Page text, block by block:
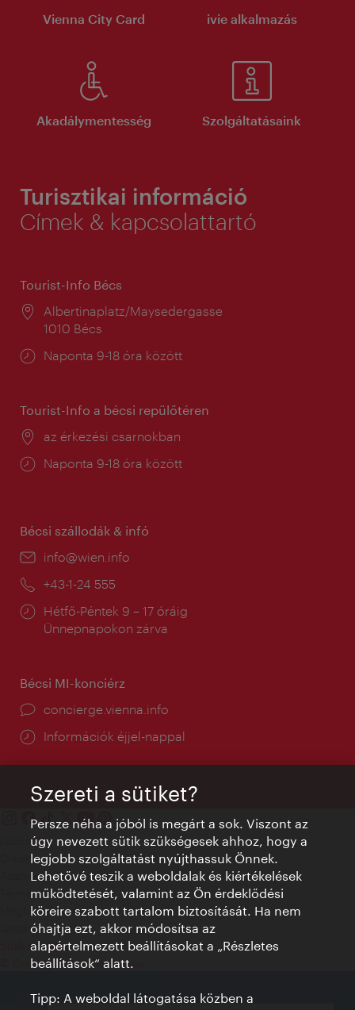
Vienna City Card ivie alkalmazás
Akadálymentesség Szolgáltatásaink
Turisztikai információ
Címek & kapcsolattartó
Tourist-Info Bécs
Helyszín:
Albertinaplatz/Maysedergasse
1010 Bécs
Nyitva
Naponta 9-18 óra között
Tourist-Info a bécsi repülőtéren
Helyszín:
az érkezési csarnokban
Nyitva
Naponta 9-18 óra között
Bécsi szállodák & infó
E-
info@wien.info
Telefon:
+43-1-24 555
Nyitva
tartás:
Hétfő-Péntek 9 – 17 óráig
Ünnepnapokon zárva
Bécsi MI-konciérz
concierge.vienna.info
Információk éjjel-nappal
Kapcsolat
Credits
Adatvédelmi nyilatkozat
Terms of Use
Megközelíthetőség
Sajtókapcsolat
Sütik beállítása
© Copyright WienTourismus
Szereti a sütiket?
Persze néha a jóból is megárt a sok. Viszont az
úgy nevezett sütik szükségesek ahhoz, hogy a
legjobb szolgáltatást nyújthassuk Önnek.
Lehetővé teszik a weboldalak és kiértékelések
működtetését, valamint az Ön érdeklődési
köreire szabott tartalom biztosítását. Ha nem
óhajtja ezt, akkor módosítsa az
alapértelmezett beállításokat a „Részletes
beállítások“ alatt.
Tipp: A weboldal látogatása közben a